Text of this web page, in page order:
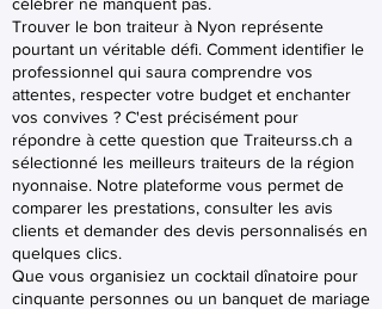
Trouver le bon traiteur à Nyon représente
pourtant un véritable défi. Comment identifier le
professionnel qui saura comprendre vos
attentes, respecter votre budget et enchanter
vos convives ? C'est précisément pour
répondre à cette question que Traiteurss.ch a
sélectionné les meilleurs traiteurs de la région
nyonnaise. Notre plateforme vous permet de
comparer les prestations, consulter les avis
clients et demander des devis personnalisés en
quelques clics.
Que vous organisiez un cocktail dînatoire pour
cinquante personnes ou un banquet de mariage